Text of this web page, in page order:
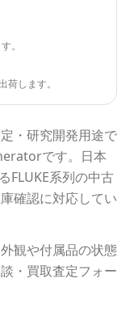
。
します。
・研究開発用途で
です。 日本
FLUKE系列の中古
確認に対応してい
観や付属品の状態
・買取査定フォー